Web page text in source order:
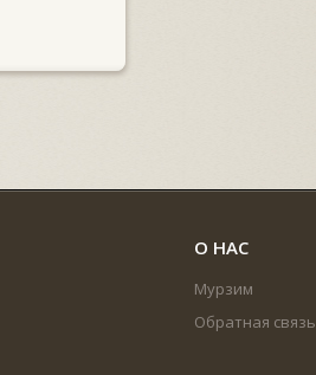
О НАС
Мурзим
Обратная связь